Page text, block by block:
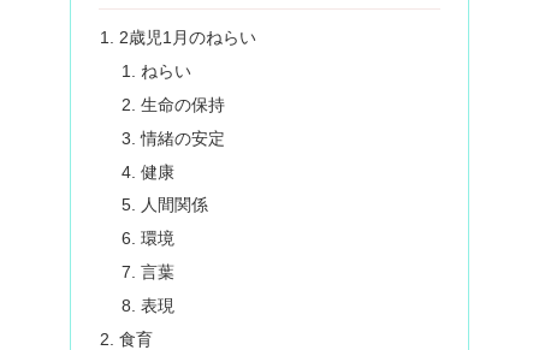
2歳児1月のねらい
ねらい
生命の保持
情緒の安定
健康
人間関係
環境
言葉
表現
食育